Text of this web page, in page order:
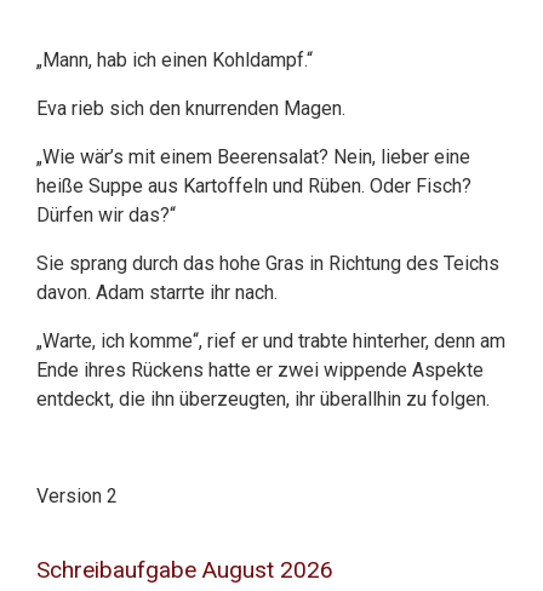
„Mann, hab ich einen Kohldampf.“
Eva rieb sich den knurrenden Magen.
„Wie wär’s mit einem Beerensalat? Nein, lieber eine
heiße Suppe aus Kartoffeln und Rüben. Oder Fisch?
Dürfen wir das?“
Sie sprang durch das hohe Gras in Richtung des Teichs
davon. Adam starrte ihr nach.
„Warte, ich komme“, rief er und trabte hinterher, denn am
Ende ihres Rückens hatte er zwei wippende Aspekte
entdeckt, die ihn überzeugten, ihr überallhin zu folgen.
Version 2
Schreibaufgabe August 2026